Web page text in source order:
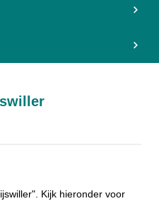
Kijk hieronder voor